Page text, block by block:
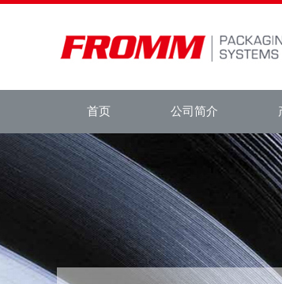
首页 公司简介